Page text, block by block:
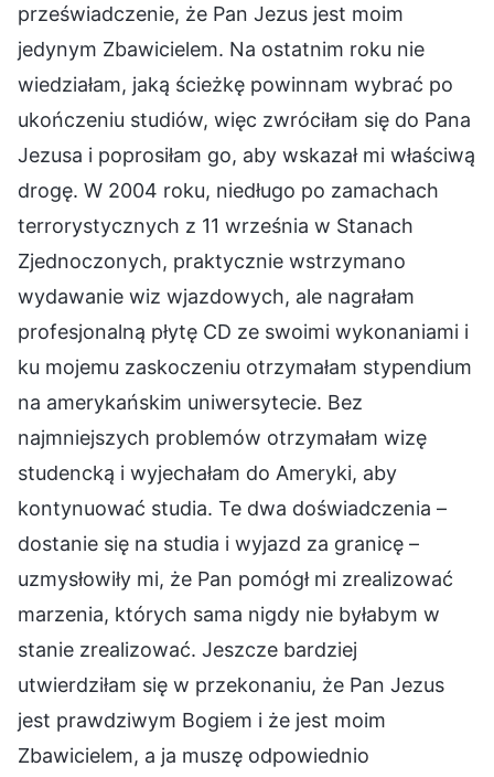
przeświadczenie, że Pan Jezus jest moim
jedynym Zbawicielem. Na ostatnim roku nie
wiedziałam, jaką ścieżkę powinnam wybrać po
ukończeniu studiów, więc zwróciłam się do Pana
Jezusa i poprosiłam go, aby wskazał mi właściwą
drogę. W 2004 roku, niedługo po zamachach
terrorystycznych z 11 września w Stanach
Zjednoczonych, praktycznie wstrzymano
wydawanie wiz wjazdowych, ale nagrałam
profesjonalną płytę CD ze swoimi wykonaniami i
ku mojemu zaskoczeniu otrzymałam stypendium
na amerykańskim uniwersytecie. Bez
najmniejszych problemów otrzymałam wizę
studencką i wyjechałam do Ameryki, aby
kontynuować studia. Te dwa doświadczenia –
dostanie się na studia i wyjazd za granicę –
uzmysłowiły mi, że Pan pomógł mi zrealizować
marzenia, których sama nigdy nie byłabym w
stanie zrealizować. Jeszcze bardziej
utwierdziłam się w przekonaniu, że Pan Jezus
jest prawdziwym Bogiem i że jest moim
Zbawicielem, a ja muszę odpowiednio